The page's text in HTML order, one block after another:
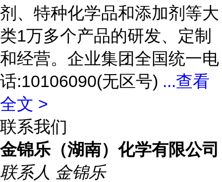
剂、特种化学品和添加剂等大
类1万多个产品的研发、定制
和经营。企业集团全国统一电
话:10106090(无区号) ...查看
全文 >
联系我们
金锦乐（湖南）化学有限公司
联系人 金锦乐